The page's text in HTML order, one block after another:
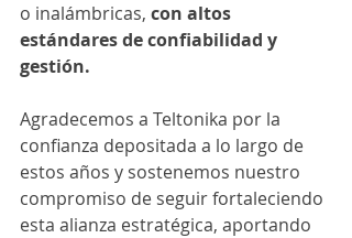
o inalámbricas, con altos
estándares de confiabilidad y
gestión.
Agradecemos a Teltonika por la
confianza depositada a lo largo de
estos años y sostenemos nuestro
compromiso de seguir fortaleciendo
esta alianza estratégica, aportando